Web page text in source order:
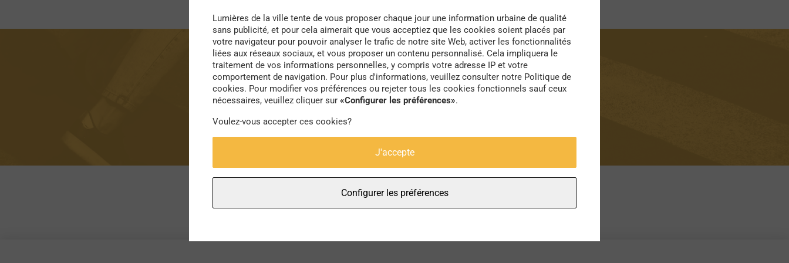
forêts
Lumières de la ville tente de vous proposer chaque jour une information urbaine de qualité
sans publicité, et pour cela aimerait que vous acceptiez que les cookies soient placés par
votre navigateur pour pouvoir analyser le trafic de notre site Web, activer les fonctionnalités
liées aux réseaux sociaux, et vous proposer un contenu personnalisé. Cela impliquera le
traitement de vos informations personnelles, y compris votre adresse IP et votre
comportement de navigation. Pour plus d'informations, veuillez consulter notre Politique de
cookies. Pour modifier vos préférences ou rejeter tous les cookies fonctionnels sauf ceux
nécessaires, veuillez cliquer sur «Configurer les préférences».
Voulez-vous accepter ces cookies?
J'accepte
Configurer les préférences